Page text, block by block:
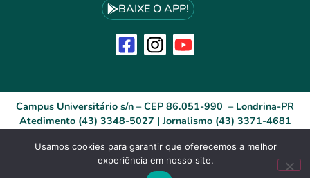
BAIXE O APP!
Campus Universitário s/n – CEP 86.051-990 – Londrina-PR
Atedimento (43) 3348-5027 | Jornalismo (43) 3371-4681
Desenvolvido por: ID Agência Digital®
Site Acessível (WCAG)
Usamos cookies para garantir que oferecemos a melhor
experiência em nosso site.